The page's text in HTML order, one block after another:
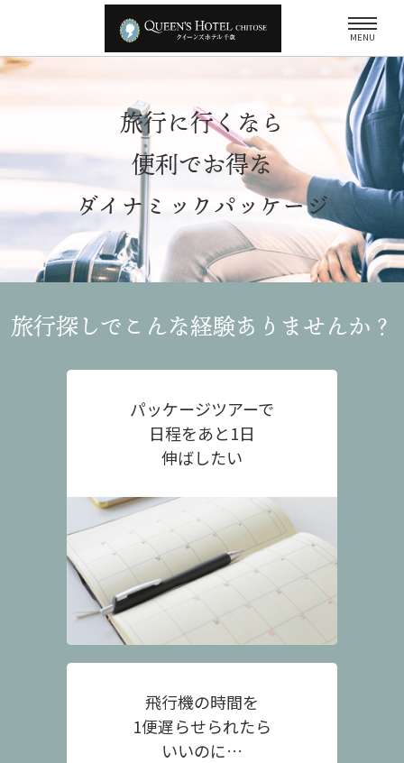
MENU
旅行に行くなら
便利でお得な
ダイナミックパッケージ
旅行探しでこんな経験ありませんか？
パッケージツアーで
日程をあと1日
伸ばしたい
飛行機の時間を
1便遅らせられたら
いいのに…